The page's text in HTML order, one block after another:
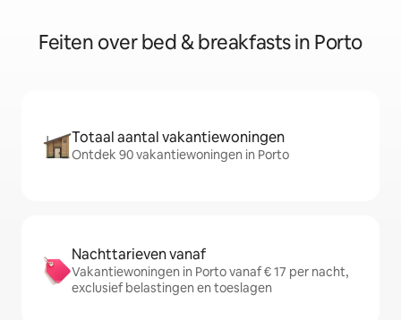
Feiten over bed & breakfasts in Porto
Totaal aantal vakantiewoningen
Ontdek 90 vakantiewoningen in Porto
Nachttarieven vanaf
Vakantiewoningen in Porto vanaf € 17 per nacht,
exclusief belastingen en toeslagen